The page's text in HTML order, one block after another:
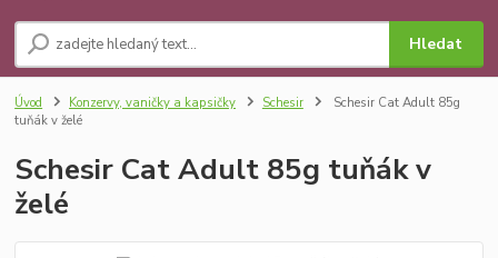
Hledat
Úvod Konzervy, vaničky a kapsičky Schesir
Schesir Cat Adult 85g
tuňák v želé
Schesir Cat Adult 85g tuňák v
želé